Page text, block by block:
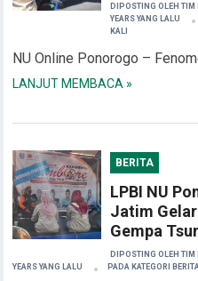
DIPOSTING OLEHTIM
YEARS YANG LALU
KALI
NU Online Ponorogo –
LANJUT MEMBACA »
BERITA
LPBI NU
Jatim
Gempa
DIPOSTING OLEHTIM
YEARS YANG LALU
PADA KATEGORI BERITA